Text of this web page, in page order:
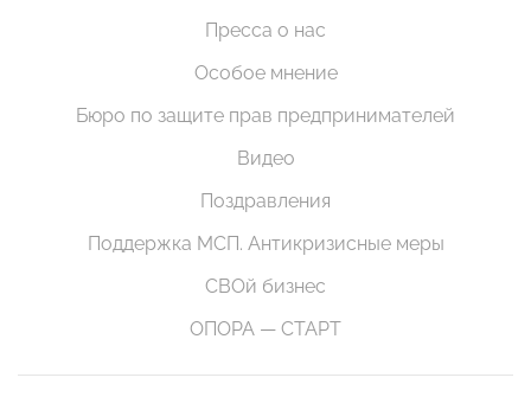
Пресса о нас
Особое мнение
Бюро по защите прав предпринимателей
Видео
Поздравления
Поддержка МСП. Антикризисные меры
СВОй бизнес
ОПОРА — СТАРТ